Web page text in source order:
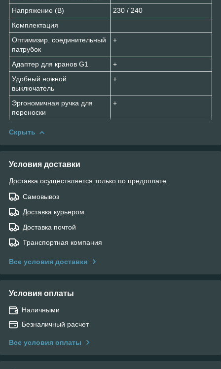
Напряжение (В)
230 / 240
Комплектация
Оптимизир. соединительный
патрубок
+
Адаптер для кранов G1
+
Удобный ножной
выключатель
+
Эргономичная ручка для
переноски
+
Скрыть
Условия доставки
Доставка осуществляется только по предоплате.
Самовывоз
Доставка курьером
Доставка почтой
Транспортная компания
Все условия доставки
Условия оплаты
Наличными
Безналичный расчет
Все условия оплаты